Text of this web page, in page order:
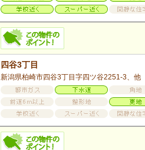
四谷3丁目
新潟県柏崎市四谷3丁目字四ツ谷2251-3、他